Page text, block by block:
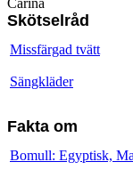
Skötselråd
Missfärgad tvätt
Sängkläder
Fakta om
Bomull: Egyptisk,